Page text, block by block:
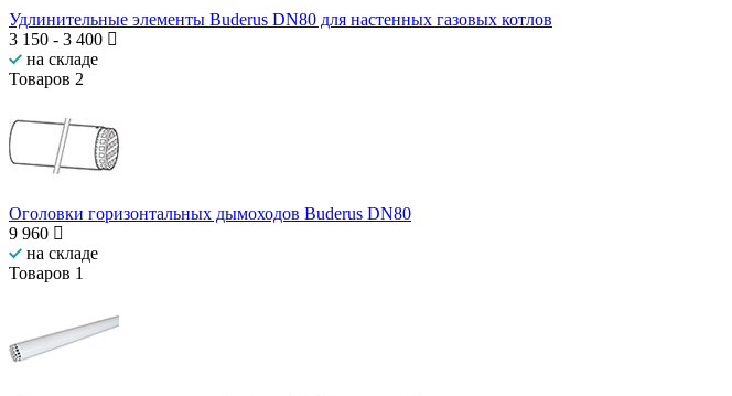
Удлинительные элементы Buderus DN80 для настенных газовых котлов
3 150 - 3 400
на складе
Товаров 2
Оголовки горизонтальных дымоходов Buderus DN80
9 960
на складе
Товаров 1